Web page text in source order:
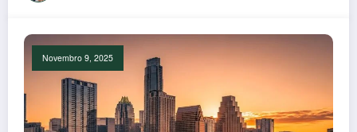
Novembro 9, 2025